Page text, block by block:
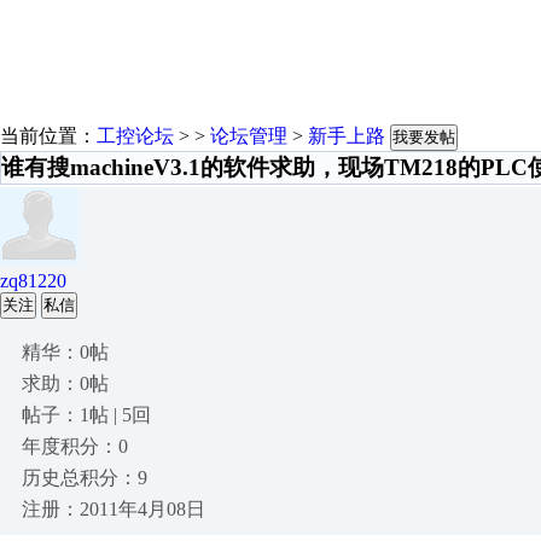
当前位置： 工控论坛 > > 论坛管理 > 新手上路 我要发帖
谁有搜machineV3.1的软件求助，现场TM218的PLC
zq81220
关注 私信
精华：0帖
求助：0帖
帖子：1帖 | 5回
年度积分：0
历史总积分：9
注册：2011年4月08日